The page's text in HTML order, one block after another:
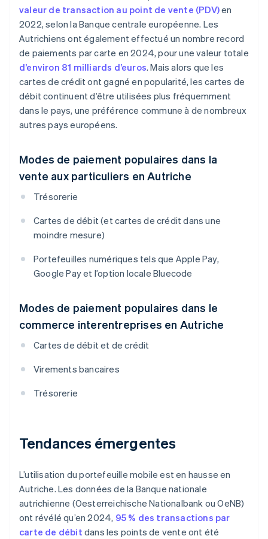
valeur de transaction au point de vente (PDV)en
2022, selon la Banque centrale européenne. Les
Autrichiens ont également effectué un nombre record
de paiements par carte en 2024, pour une valeur totale
d’environ 81 milliards d’euros. Mais alors que les
cartes de crédit ont gagné en popularité, les cartes de
débit continuent d’être utilisées plus fréquemment
dans le pays, une préférence commune à de nombreux
autres pays européens.
Modes de paiement populaires dans la
vente aux particuliers en Autriche
Trésorerie
Cartes de débit (et cartes de crédit dans une
moindre mesure)
Portefeuilles numériques tels que Apple Pay,
Google Pay et l’option locale Bluecode
Modes de paiement populaires dans le
commerce interentreprises en Autriche
Cartes de débit et de crédit
Virements bancaires
Trésorerie
Tendances émergentes
L’utilisation du portefeuille mobile est en hausse en
Autriche. Les données de la Banque nationale
autrichienne (Oesterreichische Nationalbank ou OeNB)
ont révélé qu’en 2024, 95 % des transactions par
carte de débit dans les points de vente ont été